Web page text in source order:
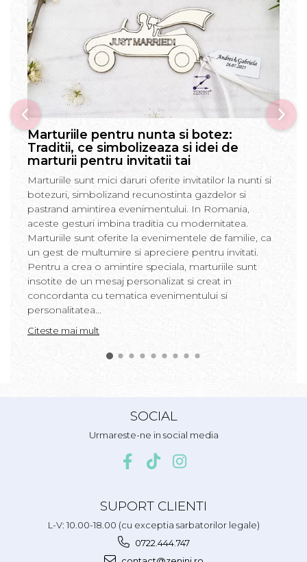
Marturiile pentru nunta si botez:
Traditii, ce simbolizeaza si idei de
marturii pentru invitatii tai
Marturiile sunt mici daruri oferite invitatilor la nunti si
botezuri, simbolizand recunostinta gazdelor si
pastrand amintirea evenimentului. In Romania,
aceste gesturi imbina traditia cu modernitatea.
Marturiile sunt oferite la evenimentele de familie, ca
un gest de multumire si apreciere pentru invitati.
Pentru a crea o amintire speciala, marturiile sunt
insotite de un mesaj personalizat si creat in
concordanta cu tematica evenimentului si
personalitatea...
Citeste mai mult
SOCIAL
Urmareste-ne in social media
SUPORT CLIENTI
L-V: 10.00-18.00 (cu exceptia sarbatorilor legale)
0722.444.747